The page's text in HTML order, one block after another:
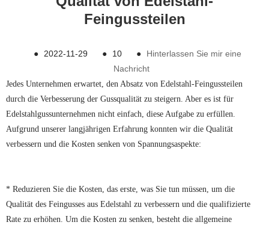
Feingussteilen
● 2022-11-29 ● 10 ●
Hinterlassen Sie mir eine
Nachricht
Jedes Unternehmen erwartet, den Absatz von Edelstahl-Feingussteilen
durch die Verbesserung der Gussqualität zu steigern. Aber es ist für
Edelstahlgussunternehmen nicht einfach, diese Aufgabe zu erfüllen.
Aufgrund unserer langjährigen Erfahrung konnten wir die Qualität
verbessern und die Kosten senken von Spannungsaspekte:
* Reduzieren Sie die Kosten, das erste, was Sie tun müssen, um die
Qualität des Feingusses aus Edelstahl zu verbessern und die qualifizierte
Rate zu erhöhen. Um die Kosten zu senken, besteht die allgemeine